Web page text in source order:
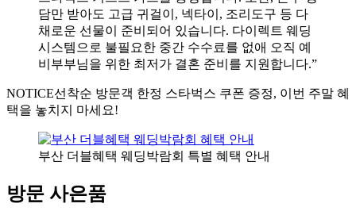
담만 받아도 고급 귀걸이, 넥타이, 조리도구 등 다
채로운 선물이 준비되어 있습니다. 다이렉트 웨딩
시스템으로 불필요한 중간 수수료를 없애 오직 예
비부부님을 위한 최저가 결혼 준비를 지원합니다.”
NOTICE선착순 방문객 한정 스타벅스 쿠폰 증정, 이번 주말 혜
택을 놓치지 마세요!
부산 더블혜택 웨딩박람회 특별 혜택 안내
방문 사은품